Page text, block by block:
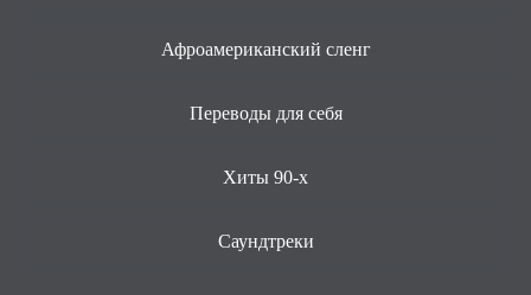
Афроамериканский сленг
Переводы для себя
Хиты 90-х
Саундтреки